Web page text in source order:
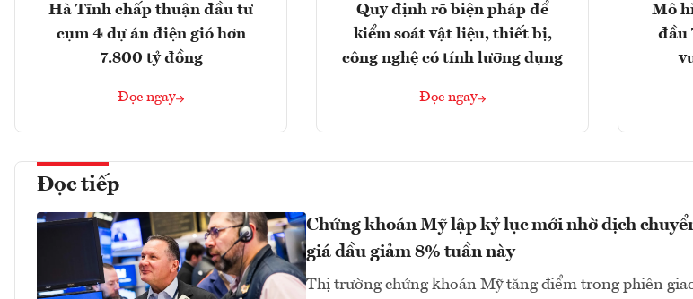
Hà Tĩnh chấp thuận đầu tư
cụm 4 dự án điện gió hơn
7.800 tỷ đồng
Đọc ngay
Quy định rõ biện pháp để
kiểm soát vật liệu, thiết bị,
công nghệ có tính lưỡng dụng
Đọc ngay
Mô
đầu
Đọc tiếp
Chứng khoán Mỹ lập kỷ lục mới nhờ dịch
giá dầu giảm 8% tuần này
Thị trường chứng khoán Mỹ tăng điểm trong phiên